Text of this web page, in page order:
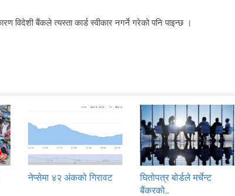
विदेशी बैंकले त्यस्ता कार्ड स्वीकार नगर्ने गरेको पनि पाइन्छ ।
नेप्सेमा ४२ अंकको गिरावट
घितोपत्र बोर्डले मर्चेन्ट
बैंकरको…